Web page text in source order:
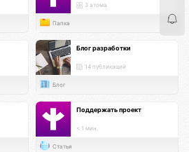
3 атома
Папка
Блог разработки
14 публикаций
Блог
Поддержать проект
< 1 мин.
Статья